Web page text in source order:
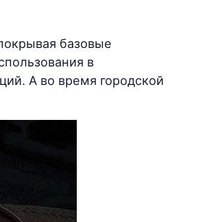
базовые
в
А во время городской